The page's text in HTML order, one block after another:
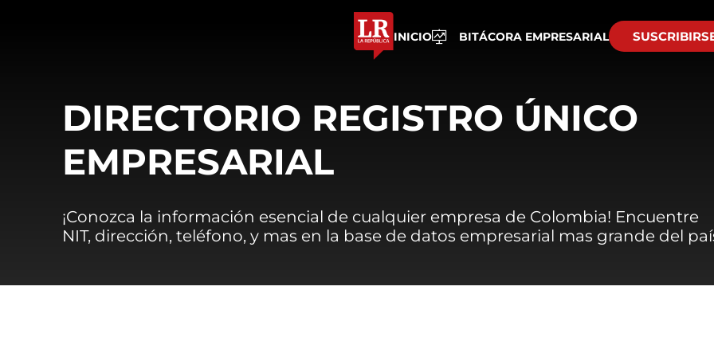
INICIO BITÁCORA EMPRESARIAL
DIRECTORIO REGISTRO ÚNICO
EMPRESARIAL
¡Conozca la información esencial de cualquier empresa de Colombia! Encuentre
NIT, dirección, teléfono, y mas en la base de datos empresarial mas grande del